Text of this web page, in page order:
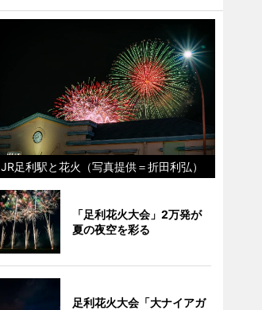
JR足利駅と花火（写真提供＝折田利弘）
「足利花火大会」2万発が
夏の夜空を彩る
足利花火大会「大ナイアガ